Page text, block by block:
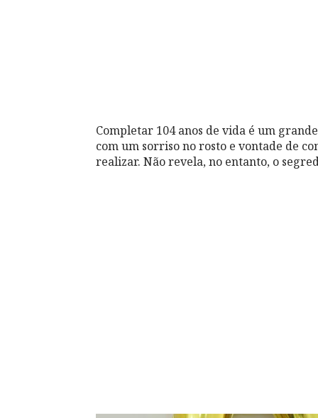
Completar 104 anos de vida é um
com um sorriso no rosto e vontade de
realizar. Não revela, no entanto, o